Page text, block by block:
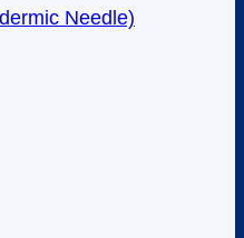
Needle)